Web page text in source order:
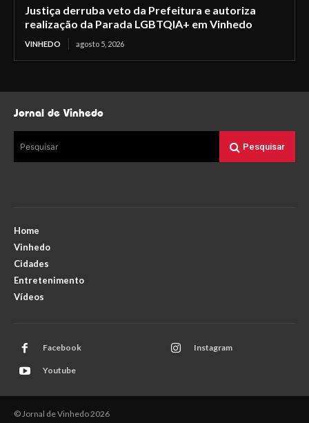
Justiça derruba veto da Prefeitura e autoriza
realização da Parada LGBTQIA+ em Vinhedo
VINHEDO agosto 5, 2026
Jornal de Vinhedo
Pesquisar Pesquisar
Home
Vinhedo
Cidades
Entretenimento
Vídeos
Facebook Instagram
Youtube
© Jornal de Vinhedo 2026